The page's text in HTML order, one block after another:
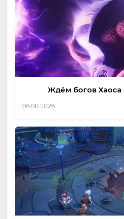
Ждём богов Хаоса
06.08.2026